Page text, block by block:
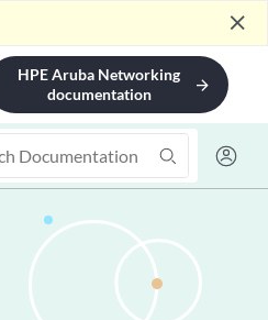
close
HPE Aruba Networking
documentation
arrow_forward